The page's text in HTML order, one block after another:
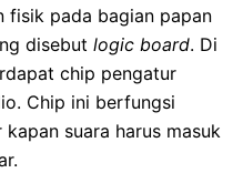
fisik pada bagian papan
disebut logic board. Di
chip pengatur
Chip ini berfungsi
suara harus masuk